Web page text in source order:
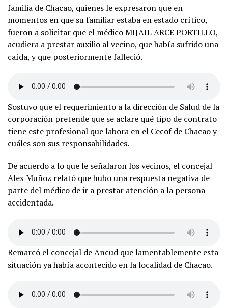
familia de Chacao, quienes le expresaron que en
momentos en que su familiar estaba en estado crítico,
fueron a solicitar que el médico MIJAIL ARCE PORTILLO,
acudiera a prestar auxilio al vecino, que había sufrido una
caída, y que posteriormente falleció.
Sostuvo que el requerimiento a la dirección de Salud de la
corporación pretende que se aclare qué tipo de contrato
tiene este profesional que labora en el Cecof de Chacao y
cuáles son sus responsabilidades.
De acuerdo a lo que le señalaron los vecinos, el concejal
Alex Muñoz relató que hubo una respuesta negativa de
parte del médico de ir a prestar atención a la persona
accidentada.
Remarcó el concejal de Ancud que lamentablemente esta
situación ya había acontecido en la localidad de Chacao.